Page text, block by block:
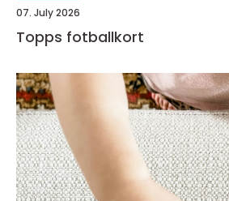
07. July 2026
Topps fotballkort